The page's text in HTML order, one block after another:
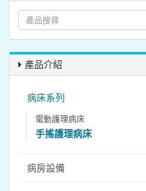
產品介紹
病床系列
電動護理病床
手搖護理病床
病房設備